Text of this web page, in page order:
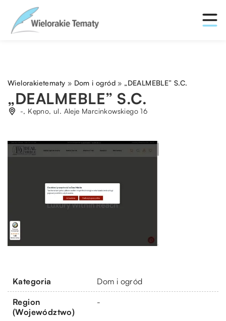
Wielorakietematy » Dom i ogród » „DEALMEBLE” S.C.
„DEALMEBLE” S.C.
-, Kępno, ul. Aleje Marcinkowskiego 16
Kategoria Dom i ogród
Region
(Województwo)
-